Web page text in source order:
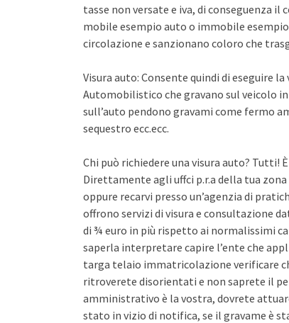
tasse non versate e iva, di conseguenza
mobile esempio auto o immobile
circolazione e sanzionano coloro che
Visura auto: Consente quindi di eseguire
Automobilistico che gravano sul veicolo
sull’auto pendono gravami come fermo
sequestro ecc.ecc.
Chi può richiedere una visura auto? Tutti!
Direttamente agli uffci p.r.a della tua
oppure recarvi presso un’agenzia di
offrono servizi di visura e consultazione
di ¾ euro in più rispetto ai normalissimi
saperla interpretare capire l’ente che
targa telaio immatricolazione verificare
ritroverete disorientati e non saprete il
amministrativo è la vostra, dovrete
stato in vizio di notifica, se il gravame è